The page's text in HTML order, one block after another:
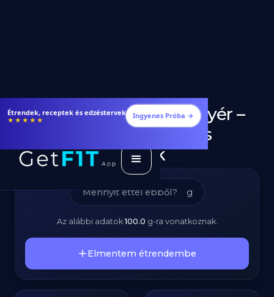
Étrendek, receptek és edzéstervek
★★★★★ Ingyenes Próba →
Fokhagymás Kenyér –
Kalóriatartalom és
Tápanyagok
g
Az alábbi adatok100.0 g-ra vonatkoznak.
Elmentem étrendembe